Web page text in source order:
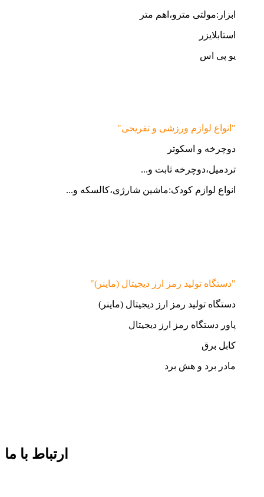
ابزار:مولتی مترو،اهم متر
استابلایزر
یو پی اس
"انواع لوازم ورزشی و تفریحی"
دوچرخه و اسکوتر
تردمیل،دوچرخه ثابت و...
انواع لوازم کودک:ماشین شارژی،کالسکه و...
"دستگاه تولید رمز ارز دیجیتال (ماینر)"
دستگاه تولید رمز ارز دیجیتال (ماینر)
پاور دستگاه رمز ارز دیجیتال
کابل برق
مادر برد و هش برد
ارتباط با ما